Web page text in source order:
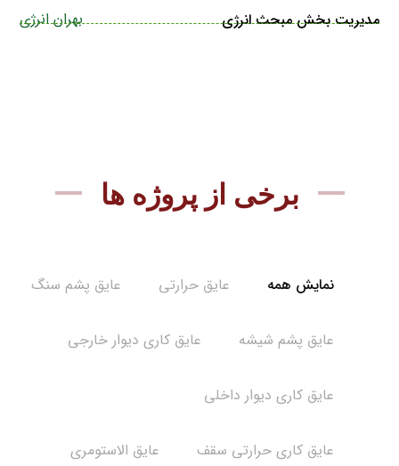
مدیریت بخش مبحث انرژی
بهران انرژی
برخی از پروژه ها
نمایش همه عایق حرارتی عایق پشم سنگ
عایق پشم شیشه عایق کاری دیوار خارجی
عایق کاری دیوار داخلی
عایق کاری حرارتی سقف عایق الاستومری